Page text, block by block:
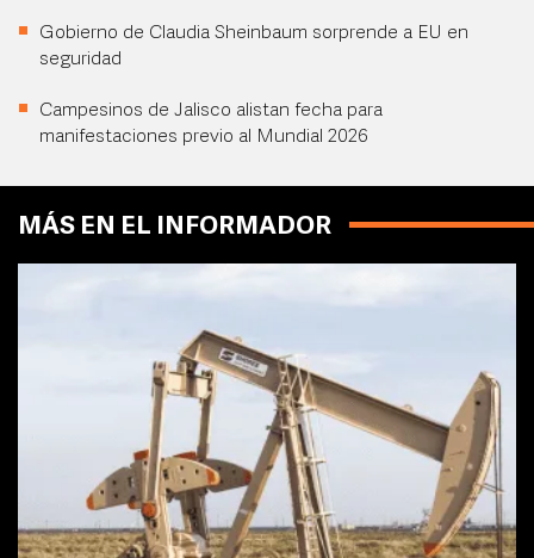
Gobierno de Claudia Sheinbaum sorprende a EU en
seguridad
Campesinos de Jalisco alistan fecha para
manifestaciones previo al Mundial 2026
MÁS EN EL INFORMADOR